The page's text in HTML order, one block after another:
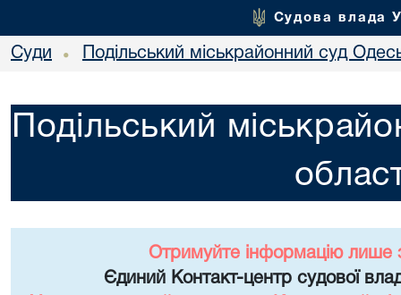
Судова влада
Суди • Подільський міськрайонний суд
Подільський
Отримуйте інформацію лише
Єдиний Контакт-центр судової